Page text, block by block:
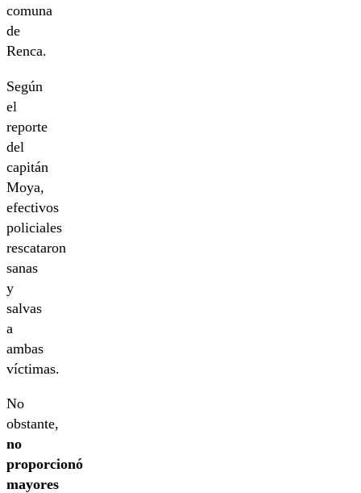
comuna
de
Renca.
Según
el
reporte
del
capitán
Moya,
efectivos
policiales
rescataron
sanas
y
salvas
a
ambas
víctimas.
No
obstante,
no
proporcionó
mayores